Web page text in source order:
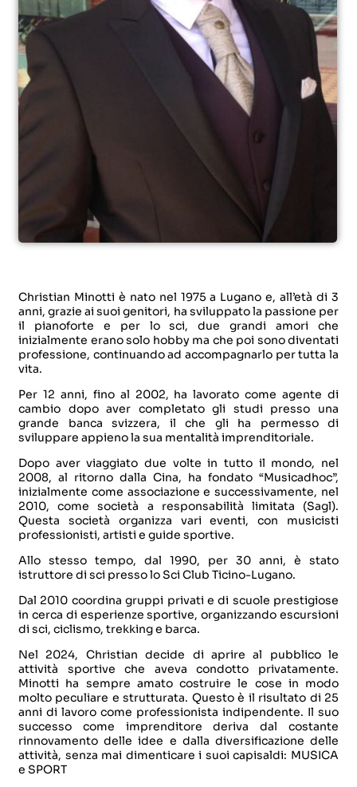
Christian Minotti è nato nel 1975 a Lugano e, all’età di 3
anni, grazie ai suoi genitori, ha sviluppato la passione per
il pianoforte e per lo sci, due grandi amori che
inizialmente erano solo hobby ma che poi sono diventati
professione, continuando ad accompagnarlo per tutta la
vita.
Per 12 anni, fino al 2002, ha lavorato come agente di
cambio dopo aver completato gli studi presso una
grande banca svizzera, il che gli ha permesso di
sviluppare appieno la sua mentalità imprenditoriale.
Dopo aver viaggiato due volte in tutto il mondo, nel
2008, al ritorno dalla Cina, ha fondato “Musicadhoc”,
inizialmente come associazione e successivamente, nel
2010, come società a responsabilità limitata (Sagl).
Questa società organizza vari eventi, con musicisti
professionisti, artisti e guide sportive.
Allo stesso tempo, dal 1990, per 30 anni, è stato
istruttore di sci presso lo Sci Club Ticino-Lugano.
Dal 2010 coordina gruppi privati e di scuole prestigiose
in cerca di esperienze sportive, organizzando escursioni
di sci, ciclismo, trekking e barca.
Nel 2024, Christian decide di aprire al pubblico le
attività sportive che aveva condotto privatamente.
Minotti ha sempre amato costruire le cose in modo
molto peculiare e strutturata. Questo è il risultato di 25
anni di lavoro come professionista indipendente. Il suo
successo come imprenditore deriva dal costante
rinnovamento delle idee e dalla diversificazione delle
attività, senza mai dimenticare i suoi capisaldi: MUSICA
e SPORT